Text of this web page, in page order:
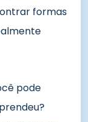
formas
pode